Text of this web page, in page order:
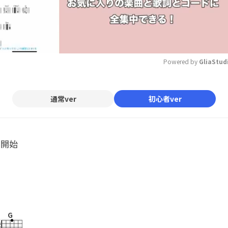
Mute
Powered by
通常ver 初心者ver
始
G